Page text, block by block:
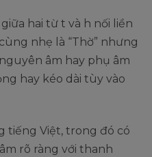
hai từ t và h nối liền
nhẹ là “Thờ” nhưng
âm hay phụ âm
hay kéo dài tùy vào
tiếng Việt, trong đó có
rõ ràng với thanh